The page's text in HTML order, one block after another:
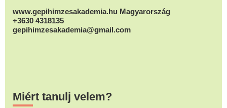
www.gepihimzesakademia.hu Magyarország
+3630 4318135
gepihimzesakademia@gmail.com
Miért tanulj velem?